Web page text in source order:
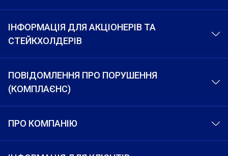
ІНФОРМАЦІЯ ДЛЯ АКЦІОНЕРІВ ТА
СТЕЙКХОЛДЕРІВ
ПОВІДОМЛЕННЯ ПРО ПОРУШЕННЯ
(КОМПЛАЄНС)
ПРО КОМПАНІЮ